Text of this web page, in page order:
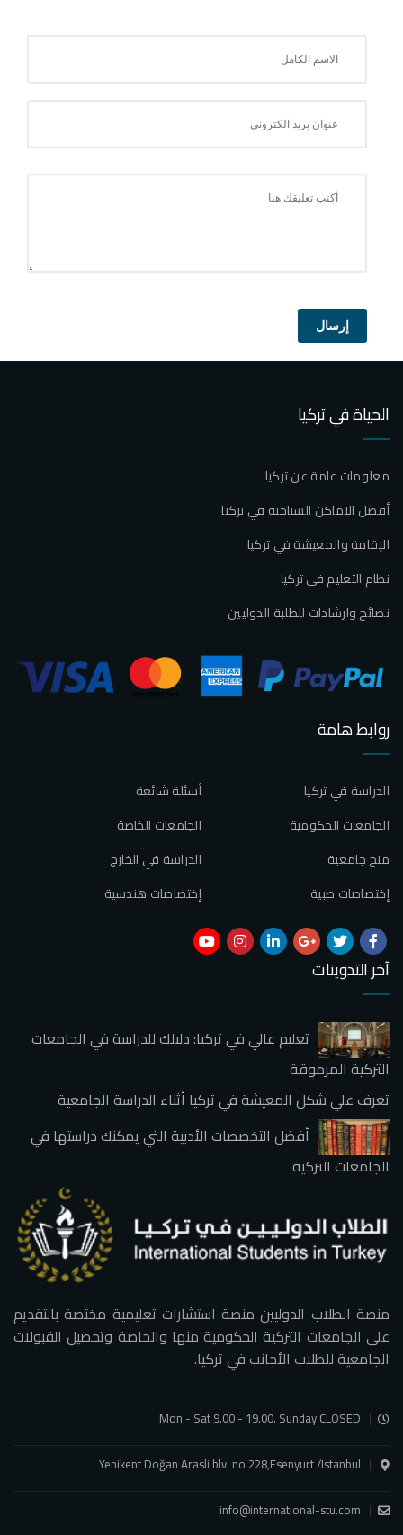
إرسال
الحياة في تركيا
معلومات عامة عن تركيا
أفضل الاماكن السياحية في تركيا
الإقامة والمعيشة في تركيا
نظام التعليم في تركيا
نصائح وارشادات للطلبة الدوليين
روابط هامة
أسئلة شائعة
الدراسة في تركيا
الجامعات الخاصة
الجامعات الحكومية
الدراسة في الخارج
منح جامعية
إختصاصات هندسية
إختصاصات طبية
آخر التدوينات
تعليم عالي في تركيا: دليلك للدراسة في الجامعات
التركية المرموقة
تعرف علي شكل المعيشة في تركيا أثناء الدراسة الجامعية
أفضل التخصصات الأدبية التي يمكنك دراستها في
الجامعات التركية
منصة الطلاب الدوليين منصة استشارات تعليمية مختصة بالتقديم
على الجامعات التركية الحكومية منها والخاصة وتحصيل القبولات
الجامعية للطلاب الأجانب في تركيا.
Mon - Sat 9.00 - 19.00. Sunday CLOSED
Yenikent Doğan Arasli blv. no 228,Esenyurt /Istanbul
info@international-stu.com